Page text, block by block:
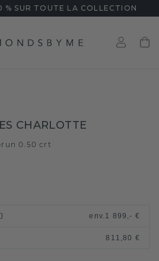
% SUR TOUTE LA COLLECTION
CHARLOTTE
0.50 crt
env. 1 899,- €
811,80 €